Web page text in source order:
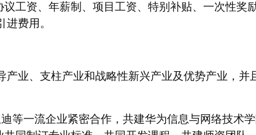
工资、年薪制、项目工资、特别补贴、一次性奖
费用。
业、支柱产业和战略性新兴产业及优势产业，
等一流企业紧密合作，共建华为信息与网络技术